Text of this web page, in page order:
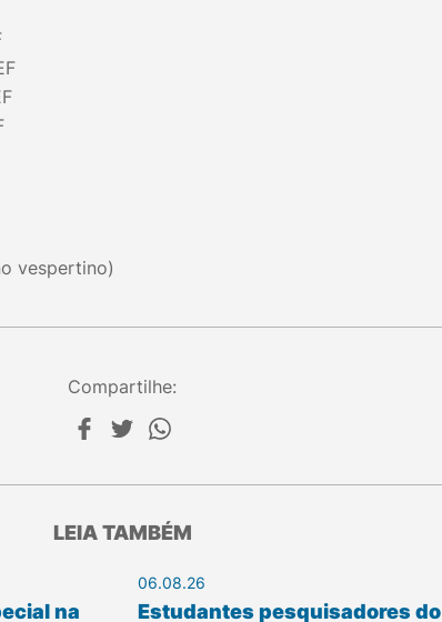
vespertino)
Compartilhe:
LEIA TAMBÉM
na
06.08.26
Estudantes pesquisadores do